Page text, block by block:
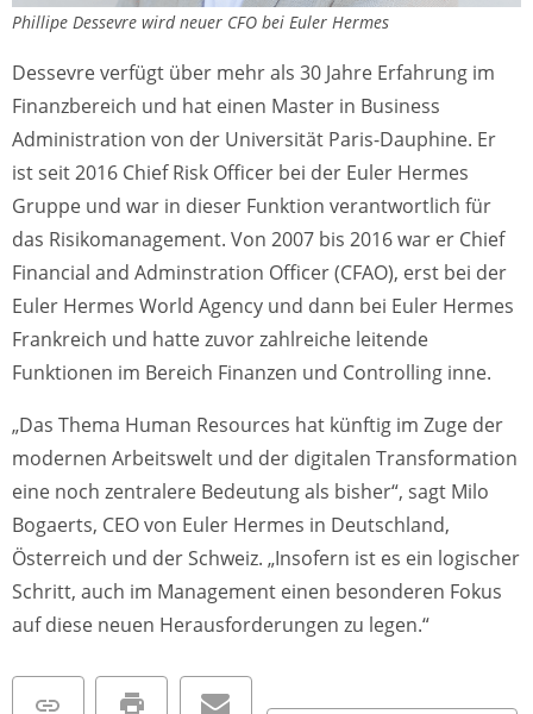
Phillipe Dessevre wird neuer CFO bei Euler Hermes
Dessevre verfügt über mehr als 30 Jahre Erfahrung im
Finanzbereich und hat einen Master in Business
Administration von der Universität Paris-Dauphine. Er
ist seit 2016 Chief Risk Officer bei der Euler Hermes
Gruppe und war in dieser Funktion verantwortlich für
das Risikomanagement. Von 2007 bis 2016 war er Chief
Financial and Adminstration Officer (CFAO), erst bei der
Euler Hermes World Agency und dann bei Euler Hermes
Frankreich und hatte zuvor zahlreiche leitende
Funktionen im Bereich Finanzen und Controlling inne.
„Das Thema Human Resources hat künftig im Zuge der
modernen Arbeitswelt und der digitalen Transformation
eine noch zentralere Bedeutung als bisher“, sagt Milo
Bogaerts, CEO von Euler Hermes in Deutschland,
Österreich und der Schweiz. „Insofern ist es ein logischer
Schritt, auch im Management einen besonderen Fokus
auf diese neuen Herausforderungen zu legen.“